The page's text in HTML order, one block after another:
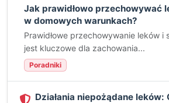
Jak prawidłowo przechowywać
w domowych warunkach?
Prawidłowe przechowywanie leków i
jest kluczowe dla zachowania...
Poradniki
Działania niepożądane leków: